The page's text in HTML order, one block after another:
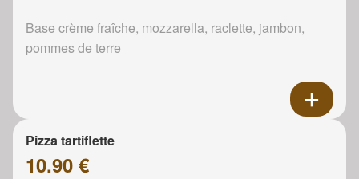
Base crème fraîche, mozzarella, raclette, jambon,
pommes de terre
Pizza tartiflette
10.90 €